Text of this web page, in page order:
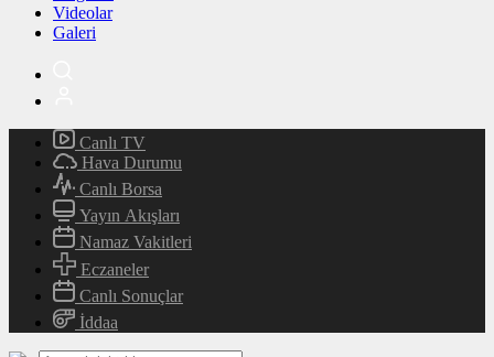
Videolar
Galeri
Canlı TV
Hava Durumu
Canlı Borsa
Yayın Akışları
Namaz Vakitleri
Eczaneler
Canlı Sonuçlar
İddaa